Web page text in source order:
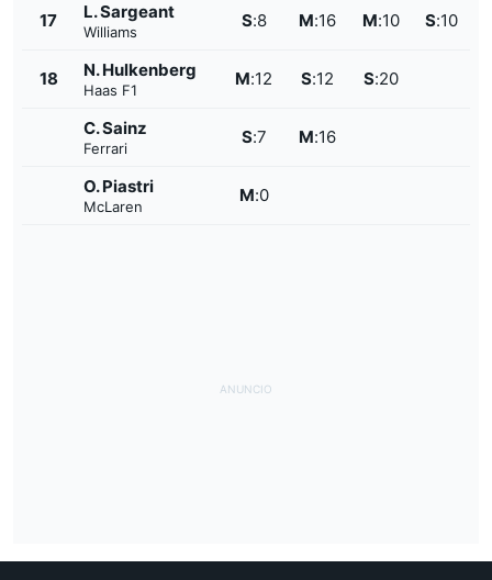
17 L. Sargeant
Williams
S:8 M:16 M:10 S:10
18 N. Hulkenberg
Haas F1
M:12 S:12 S:20
C. Sainz
Ferrari
S:7 M:16
O. Piastri
McLaren
M:0